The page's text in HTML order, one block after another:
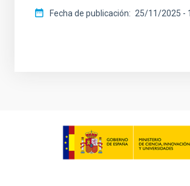
Fecha de publicación 25/11/2025 -